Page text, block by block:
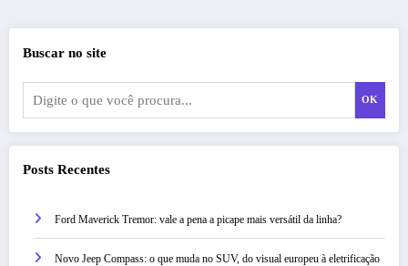
posts
Buscar no site
OK
Posts Recentes
Ford Maverick Tremor: vale a pena a picape mais versátil da linha?
Novo Jeep Compass: o que muda no SUV, do visual europeu à eletrificação